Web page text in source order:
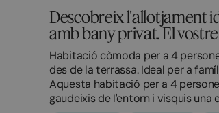
Descobreix l'allotjament
amb bany privat. El
Habitació còmoda per a 4
des de la terrassa. Ideal per a
Aquesta habitació per a 4
gaudeixis de l'entorn i visquis una